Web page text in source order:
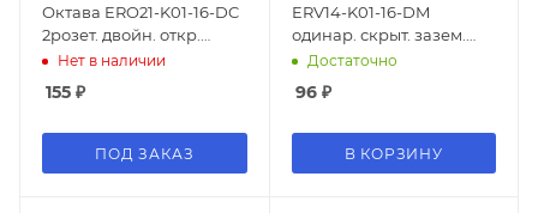
Октава ERO21-K01-16-DC
2розет. двойн. откр.
зазем. крыш. IP20 белый
Нет в наличии
155 ₽
ПОД ЗАКАЗ
ERV14-K01-16-DM
одинар. скрыт. зазем.
штор. крыш. IP20 белый
Достаточно
96₽
В КОРЗИНУ